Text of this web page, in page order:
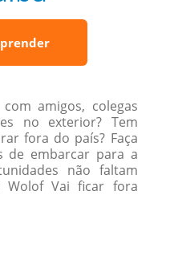
amigos, colegas
no exterior? Tem
fora do país? Faça
de embarcar para a
não faltam
Wolof Vai ficar fora